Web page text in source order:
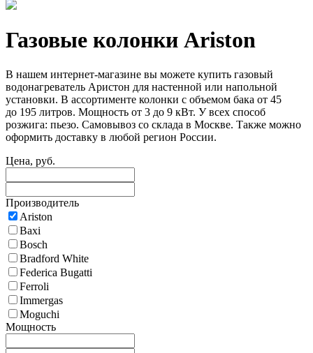
Газовые колонки Ariston
В нашем интернет-магазине вы можете купить газовый
водонагреватель Аристон для настенной или напольной
установки. В ассортименте колонки с объемом бака от 45
до 195 литров. Мощность от 3 до 9 кВт. У всех способ
розжига: пьезо. Самовывоз со склада в Москве. Также можно
оформить доставку в любой регион России.
Цена, руб.
Производитель
Ariston
Baxi
Bosch
Bradford White
Federica Bugatti
Ferroli
Immergas
Moguchi
Мощность